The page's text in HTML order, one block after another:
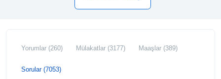
Yorumlar (260) Mülakatlar (3177) Maaşlar (389)
Sorular (7053)